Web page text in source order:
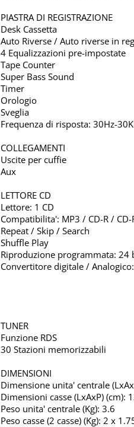
PIASTRA DI REGISTRAZIONE
Desk Cassetta
Auto Riverse / Auto riverse in
4 Equalizzazioni pre-impostate
Tape Counter
Super Bass Sound
Timer
Orologio
Sveglia
Frequenza di risposta: 30Hz-
COLLEGAMENTI
Uscite per cuffie
Aux
LETTORE CD
Lettore: 1 CD
Compatibilita': MP3 / CD-R / CD-
Repeat / Skip / Search
Shuffle Play
Riproduzione programmata: 24
Convertitore digitale /
TUNER
Funzione RDS
30 Stazioni memorizzabili
DIMENSIONI
Dimensione unita' centrale
Dimensioni casse (LxAxP) (cm):
Peso unita' centrale (Kg): 3.6
Peso casse (2 casse) (Kg): 2 x